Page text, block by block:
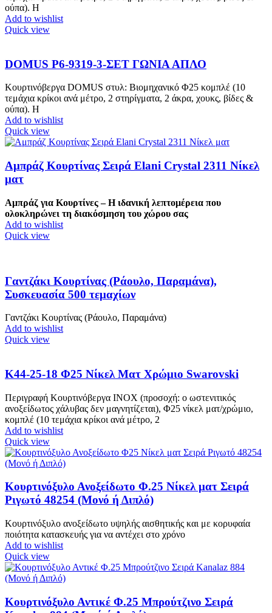
ούπα). Η
Add to wishlist
Quick view
DOMUS P6-9319-3-ΣΕΤ ΓΩΝΙΑ ΑΠΛΟ
Κουρτινόβεργα DOMUS στυλ: Βιομηχανικό Φ25 κομπλέ (10
τεμάχια κρίκοι ανά μέτρο, 2 στηρίγματα, 2 άκρα, χουκς, βίδες &
ούπα). Η
Add to wishlist
Quick view
Αμπράζ Κουρτίνας Σειρά Elani Crystal 2311 Νίκελ
ματ
Αμπράζ για Κουρτίνες – Η ιδανική λεπτομέρεια που
ολοκληρώνει τη διακόσμηση του χώρου σας
Add to wishlist
Quick view
Γαντζάκι Κουρτίνας (Ράουλο, Παραμάνα),
Συσκευασία 500 τεμαχίων
Γαντζάκι Κουρτίνας (Ράουλο, Παραμάνα)
Add to wishlist
Quick view
Κ44-25-18 Φ25 Νίκελ Ματ Χρώμιο Swarovski
Περιγραφή Κουρτινόβεργα ΙΝΟΧ (προσοχή: ο ωστενιτικός
ανοξείδωτος χάλυβας δεν μαγνητίζεται), Φ25 νίκελ ματ/χρώμιο,
κομπλέ (10 τεμάχια κρίκοι ανά μέτρο, 2
Add to wishlist
Quick view
Κουρτινόξυλο Ανοξείδωτο Φ.25 Νίκελ ματ Σειρά
Ριγωτό 48254 (Μονό ή Διπλό)
Κουρτινόξυλο ανοξείδωτο υψηλής αισθητικής και με κορυφαία
ποιότητα κατασκευής για να αντέχει στο χρόνο
Add to wishlist
Quick view
Κουρτινόξυλο Αντικέ Φ.25 Μπρούτζινο Σειρά